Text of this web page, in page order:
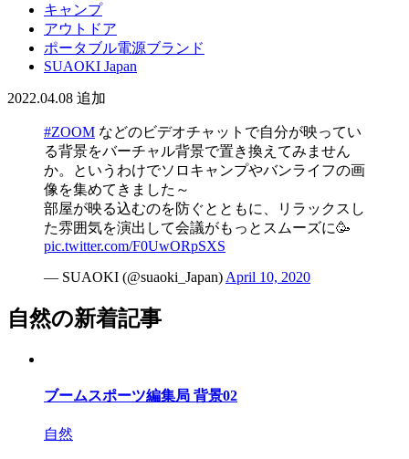
キャンプ
アウトドア
ポータブル電源ブランド
SUAOKI Japan
2022.04.08 追加
#ZOOM などのビデオチャットで自分が映ってい
る背景をバーチャル背景で置き換えてみません
か。というわけでソロキャンプやバンライフの画
像を集めてきました～
部屋が映る込むのを防ぐとともに、リラックスし
た雰囲気を演出して会議がもっとスムーズに🥳
pic.twitter.com/F0UwORpSXS
— SUAOKI (@suaoki_Japan) April 10, 2020
自然の新着記事
ブームスポーツ編集局 背景02
自然